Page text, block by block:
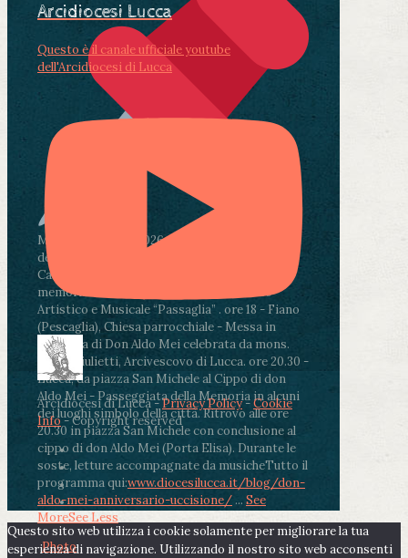
Martedì 4 agosto2026ore 11:30 - Lucca, Scuola
dell’Infanzia don Aldo Mei - Viale Castruccio
Castracani 435 - Inaugurazione murales in
memoria di don Aldo Mei curato dal Liceo
Artistico e Musicale “Passaglia” . ore 18 - Fiano
(Pescaglia), Chiesa parrocchiale - Messa in
memoria di Don Aldo Mei celebrata da mons.
Paolo Giulietti, Arcivescovo di Lucca. ore 20.30 -
Lucca, da piazza San Michele al Cippo di don
Aldo Mei - Passeggiata della Memoria in alcuni
dei luoghi simbolo della città. Ritrovo alle ore
20.30 in piazza San Michele con conclusione al
cippo di don Aldo Mei (Porta Elisa). Durante le
soste, letture accompagnate da musicheTutto il
programma qui:www.diocesilucca.it/blog/don-
aldo-mei-anniversario-uccisione/ ... See
MoreSee Less
Photo
Arcidiocesi Lucca
Questo è il canale ufficiale youtube
dell'Arcidiocesi di Lucca
Arcidiocesi di Lucca -Privacy Policy-Cookie
Info- Copyright reserved
Questo sito web utilizza i cookie solamente per migliorare la tua
esperienza di navigazione. Utilizzando il nostro sito web acconsenti